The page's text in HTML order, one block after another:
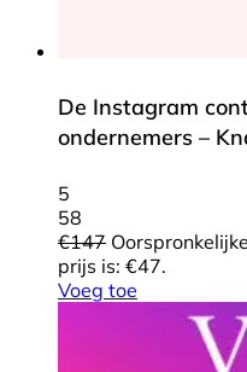
De Instagram
ondernemers –
5
58
€147
prijs is: €47.
Voeg toe